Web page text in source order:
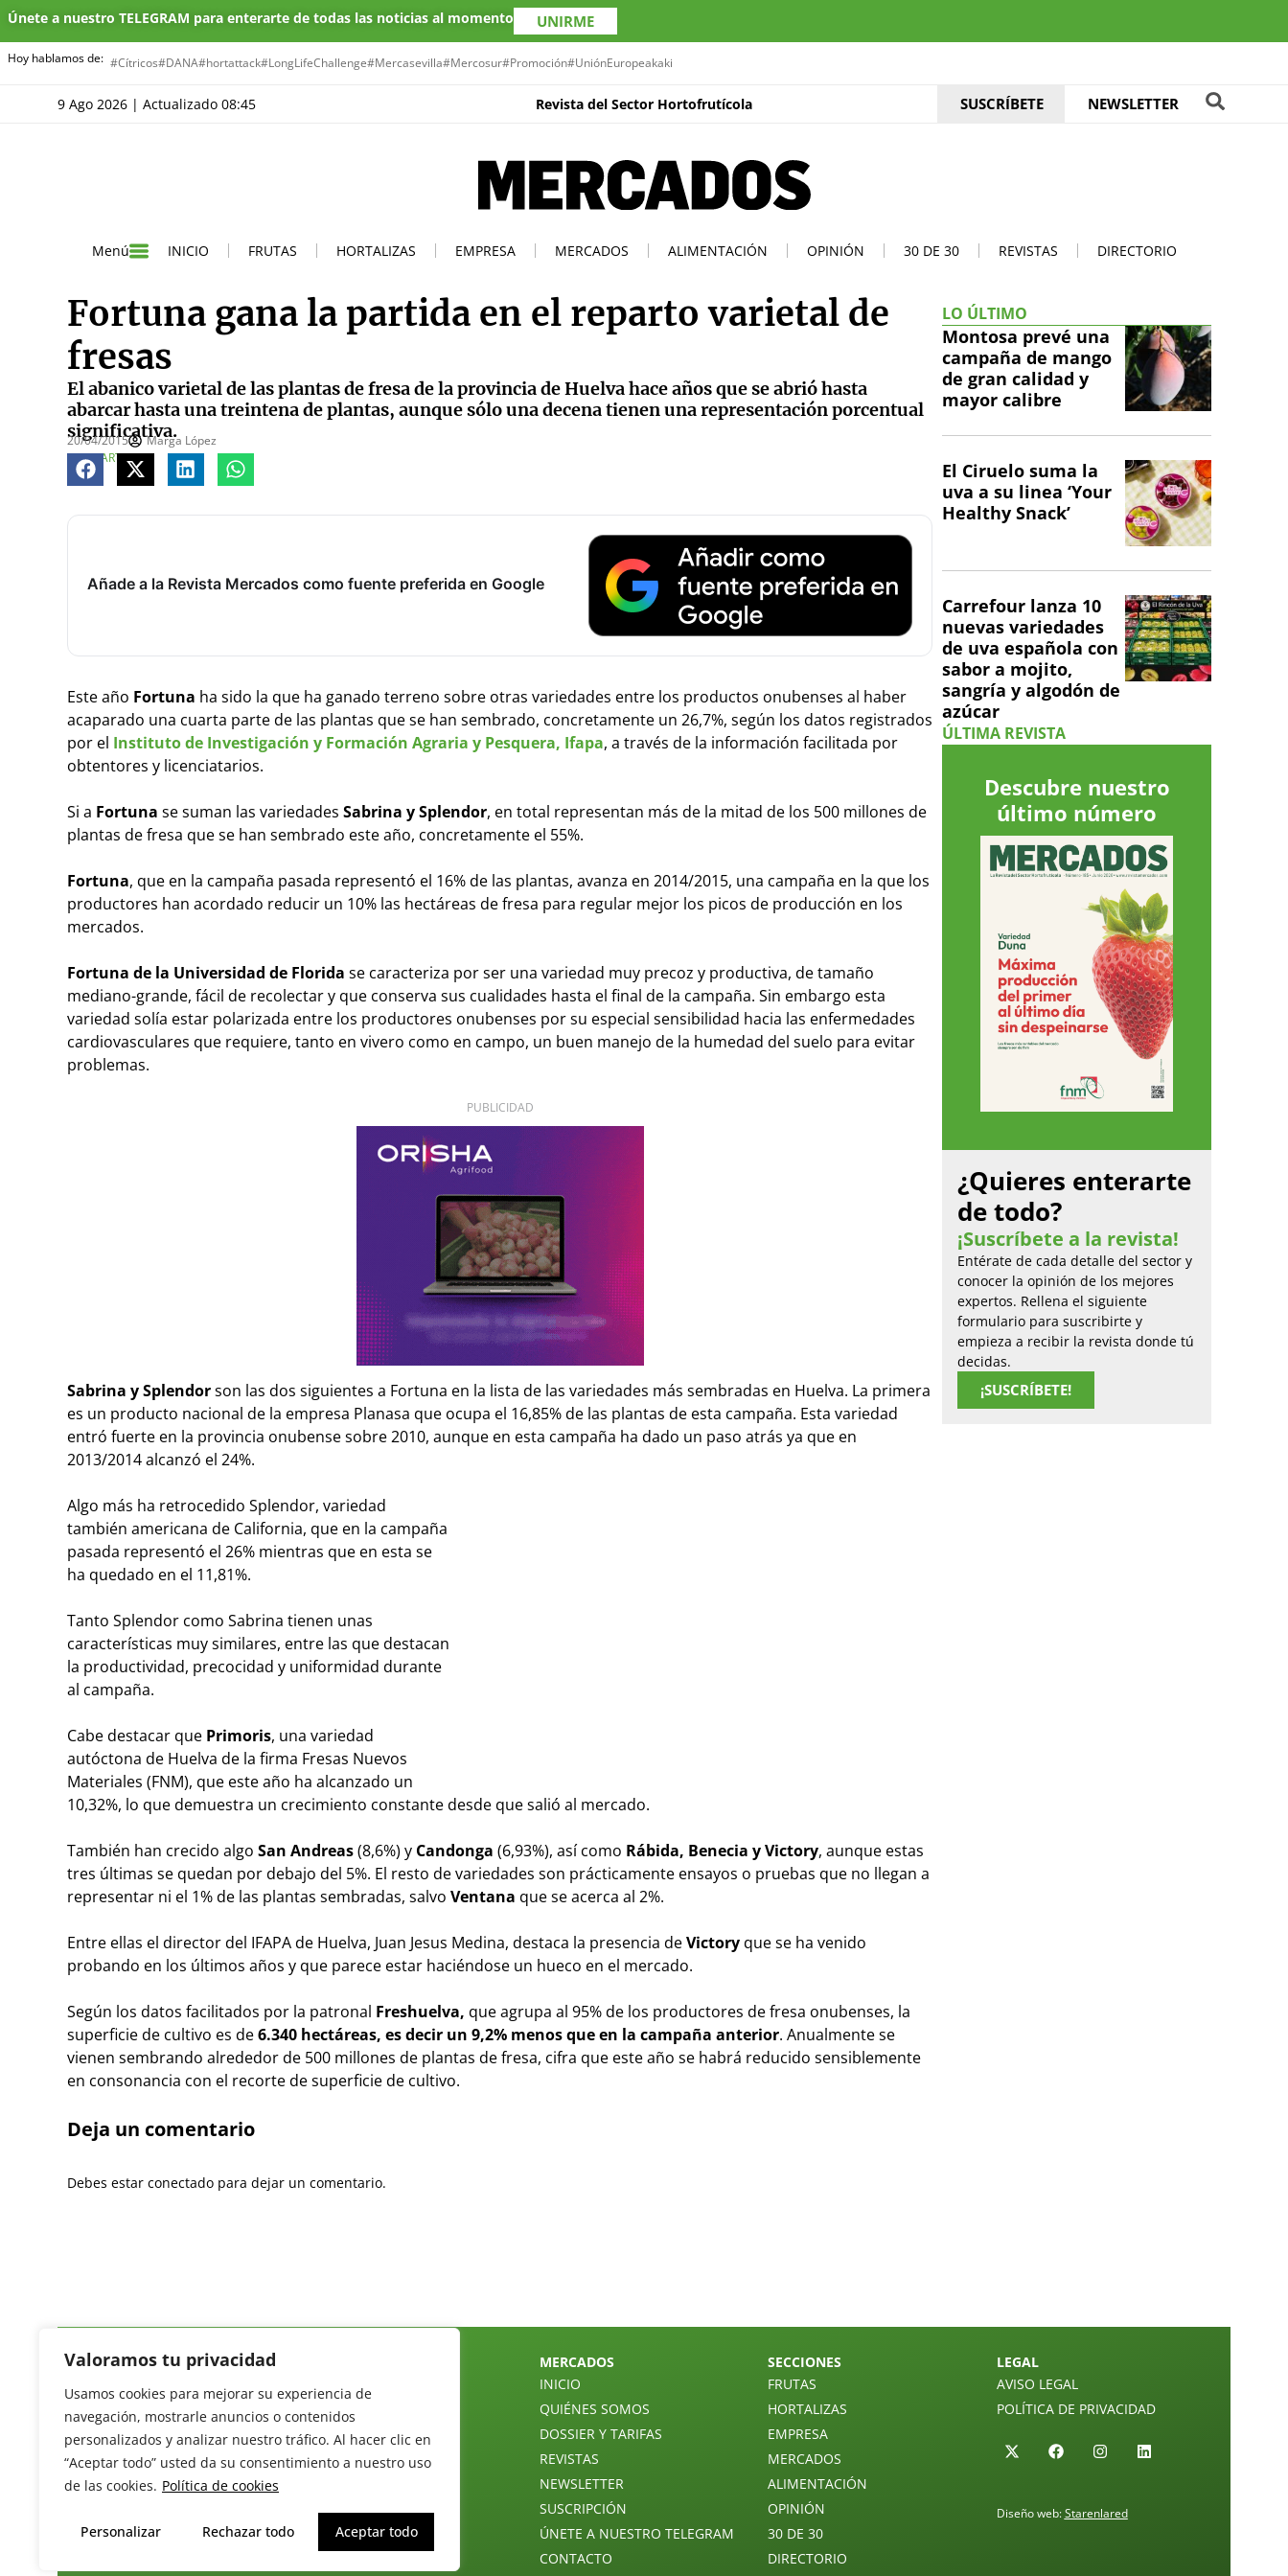
Valoramos tu privacidad
Usamos cookies para mejorar su experiencia de
navegación, mostrarle anuncios o contenidos
personalizados y analizar nuestro tráfico. Al hacer clic en
“Aceptar todo” usted da su consentimiento a nuestro uso
de las cookies. Política de cookies
Personalizar Rechazar todo Aceptar todo
Únete a nuestro TELEGRAM para enterarte de todas las noticias al momento UNIRME
Hoy hablamos de: #Cítricos#DANA#hortattack#LongLifeChallenge#Mercasevilla#Mercosur#Promoción#UniónEuropeakaki
9 Ago 2026 | Actualizado 08:45 Revista del Sector Hortofrutícola SUSCRÍBETE NEWSLETTER
Menú INICIO FRUTAS HORTALIZAS EMPRESA MERCADOS ALIMENTACIÓN OPINIÓN 30 DE 30 REVISTAS DIRECTORIO
Fortuna gana la partida en el reparto varietal de
fresas
El abanico varietal de las plantas de fresa de la provincia de Huelva hace años que se abrió hasta
abarcar hasta una treintena de plantas, aunque sólo una decena tienen una representación porcentual
significativa.
20/04/2015
Marga López
COMPARTE
Añade a la Revista Mercados como fuente preferida en Google
Este año Fortuna ha sido la que ha ganado terreno sobre otras variedades entre los productos onubenses al haber
acaparado una cuarta parte de las plantas que se han sembrado, concretamente un 26,7%, según los datos registrados
por el Instituto de Investigación y Formación Agraria y Pesquera, Ifapa, a través de la información facilitada por
obtentores y licenciatarios.
Si a Fortuna se suman las variedades Sabrina y Splendor, en total representan más de la mitad de los 500 millones de
plantas de fresa que se han sembrado este año, concretamente el 55%.
Fortuna, que en la campaña pasada representó el 16% de las plantas, avanza en 2014/2015, una campaña en la que los
productores han acordado reducir un 10% las hectáreas de fresa para regular mejor los picos de producción en los
mercados.
Fortuna de la Universidad de Florida se caracteriza por ser una variedad muy precoz y productiva, de tamaño
mediano-grande, fácil de recolectar y que conserva sus cualidades hasta el final de la campaña. Sin embargo esta
variedad solía estar polarizada entre los productores onubenses por su especial sensibilidad hacia las enfermedades
cardiovasculares que requiere, tanto en vivero como en campo, un buen manejo de la humedad del suelo para evitar
problemas.
PUBLICIDAD
Sabrina y Splendorson las dos siguientes a Fortuna en la lista de las variedades más sembradas en Huelva. La primera
es un producto nacional de la empresa Planasa que ocupa el 16,85% de las plantas de esta campaña. Esta variedad
entró fuerte en la provincia onubense sobre 2010, aunque en esta campaña ha dado un paso atrás ya que en
2013/2014 alcanzó el 24%.
Algo más ha retrocedido Splendor, variedad
también americana de California, que en la campaña
pasada representó el 26% mientras que en esta se
ha quedado en el 11,81%.
Tanto Splendor como Sabrina tienen unas
características muy similares, entre las que destacan
la productividad, precocidad y uniformidad durante
al campaña.
Cabe destacar que Primoris, una variedad
autóctona de Huelva de la firma Fresas Nuevos
Materiales (FNM), que este año ha alcanzado un
10,32%, lo que demuestra un crecimiento constante desde que salió al mercado.
También han crecido algo San Andreas(8,6%) y Candonga (6,93%), así como Rábida, Benecia y Victory, aunque estas
tres últimas se quedan por debajo del 5%. El resto de variedades son prácticamente ensayos o pruebas que no llegan a
representar ni el 1% de las plantas sembradas, salvo Ventana que se acerca al 2%.
Entre ellas el director del IFAPA de Huelva, Juan Jesus Medina, destaca la presencia deVictory que se ha venido
probando en los últimos años y que parece estar haciéndose un hueco en el mercado.
Según los datos facilitados por la patronal Freshuelva, que agrupa al 95% de los productores de fresa onubenses, la
superficie de cultivo es de6.340 hectáreas, es decir un 9,2% menos que en la campaña anterior. Anualmente se
vienen sembrando alrededor de 500 millones de plantas de fresa, cifra que este año se habrá reducido sensiblemente
en consonancia con el recorte de superficie de cultivo.
Deja un comentario
Debes estar conectado para dejar un comentario.
LO ÚLTIMO
Montosa prevé una
campaña de mango
de gran calidad y
mayor calibre
El Ciruelo suma la
uva a su linea ‘Your
Healthy Snack’
Carrefour lanza 10
nuevas variedades
de uva española con
sabor a mojito,
sangría y algodón de
azúcar
ÚLTIMA REVISTA
Descubre nuestro
último número
¿Quieres enterarte
de todo?
¡Suscríbete a la revista!
Entérate de cada detalle del sector y
conocer la opinión de los mejores
expertos. Rellena el siguiente
formulario para suscribirte y
empieza a recibir la revista donde tú
decidas.
¡SUSCRÍBETE!
Revista del Sector Hortofrutícola
C/ Presidente Cárdenas nº 10.
41013 Sevilla. ESPAÑA
Tel: (+34) 954 25 88 51
redaccion@revistamercados.com
MERCADOS
INICIO
QUIÉNES SOMOS
DOSSIER Y TARIFAS
REVISTAS
NEWSLETTER
SUSCRIPCIÓN
ÚNETE A NUESTRO TELEGRAM
CONTACTO
SECCIONES
FRUTAS
HORTALIZAS
EMPRESA
MERCADOS
ALIMENTACIÓN
OPINIÓN
30 DE 30
DIRECTORIO
LEGAL
AVISO LEGAL
POLÍTICA DE PRIVACIDAD
Diseño web:Starenlared